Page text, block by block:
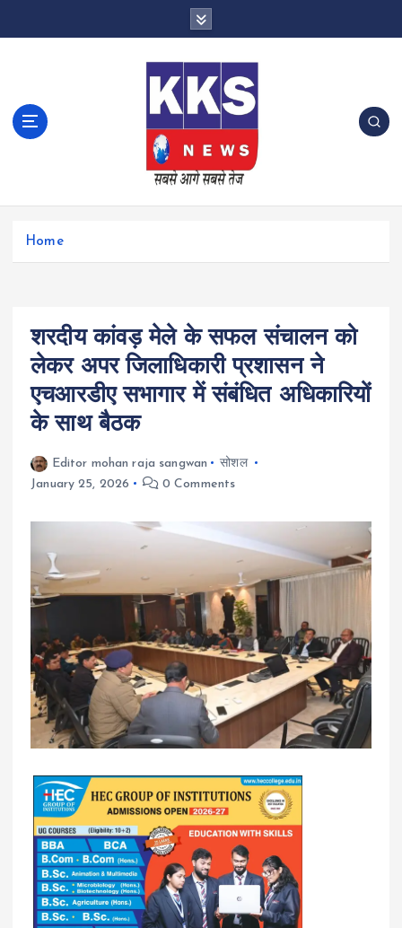
Home
शरदीय कांवड़ मेले के सफल संचालन को
लेकर अपर जिलाधिकारी प्रशासन ने
एचआरडीए सभागार में संबंधित अधिकारियों
के साथ बैठक
Editor mohan raja sangwan
सोशल
January 25, 2026
0 Comments